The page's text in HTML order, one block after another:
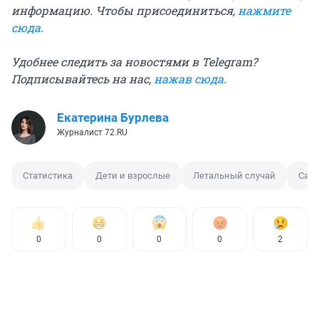
информацию. Чтобы присоединиться,нажмите
сюда.
Удобнее следить за новостями в Telegram?
Подписывайтесь на нас,нажав сюда.
Екатерина Бурлева
Журналист 72.RU
Статистика Дети и взрослые Летальный случай
0 0 0 0 2